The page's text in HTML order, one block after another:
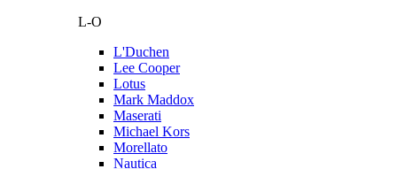
L-O
L'Duchen
Lee Cooper
Lotus
Mark Maddox
Maserati
Michael Kors
Morellato
Nautica